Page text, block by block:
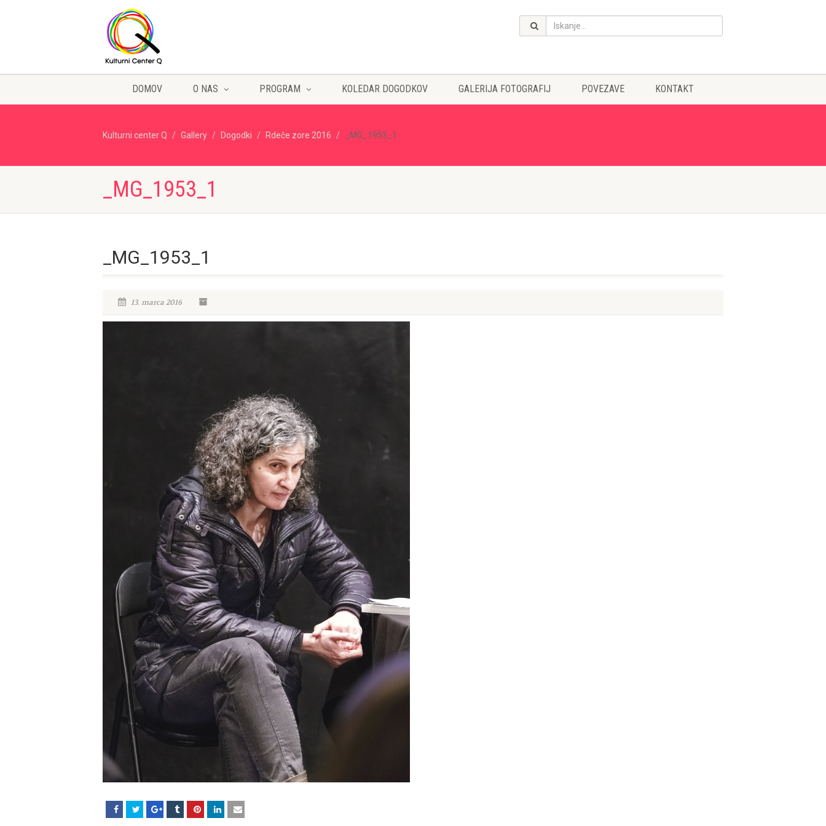
DOMOV O NAS PROGRAM KOLEDAR DOGODKOV GALERIJA FOTOGRAFIJ POVEZAVE KONTAKT
Kulturni center Q Gallery Dogodki Rdeče zore 2016 _MG_1953_1
_MG_1953_1
_MG_1953_1
13. marca 2016